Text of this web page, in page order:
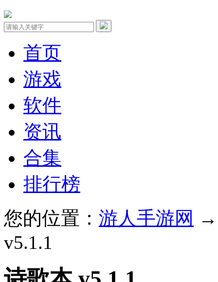
首页
游戏
软件
资讯
合集
排行榜
您的位置： 游人手游网
v5.1.1